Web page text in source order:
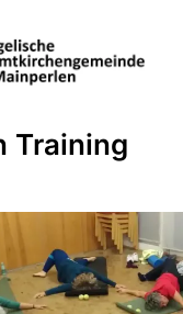
Training